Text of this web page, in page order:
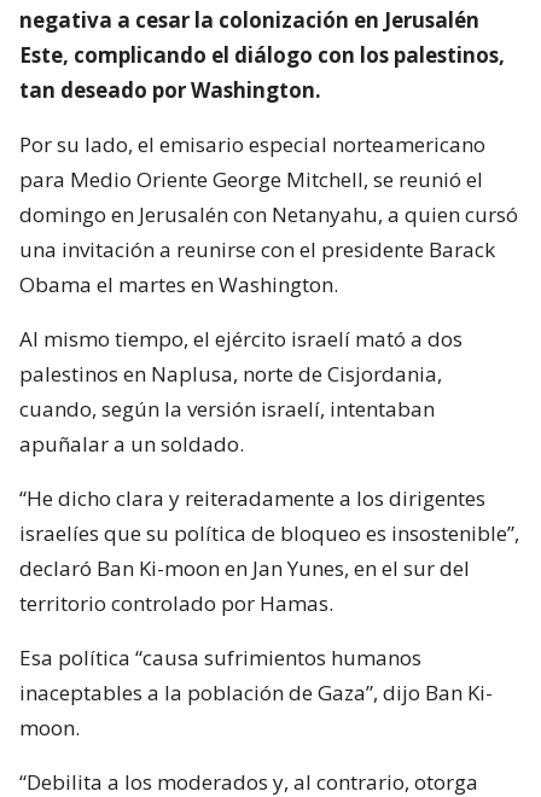
negativa a cesar la colonización en Jerusalén
Este, complicando el diálogo con los palestinos,
tan deseado por Washington.
Por su lado, el emisario especial norteamericano
para Medio Oriente George Mitchell, se reunió el
domingo en Jerusalén con Netanyahu, a quien cursó
una invitación a reunirse con el presidente Barack
Obama el martes en Washington.
Al mismo tiempo, el ejército israelí mató a dos
palestinos en Naplusa, norte de Cisjordania,
cuando, según la versión israelí, intentaban
apuñalar a un soldado.
“He dicho clara y reiteradamente a los dirigentes
israelíes que su política de bloqueo es insostenible”,
declaró Ban Ki-moon en Jan Yunes, en el sur del
territorio controlado por Hamas.
Esa política “causa sufrimientos humanos
inaceptables a la población de Gaza”, dijo Ban Ki-
moon.
“Debilita a los moderados y, al contrario, otorga